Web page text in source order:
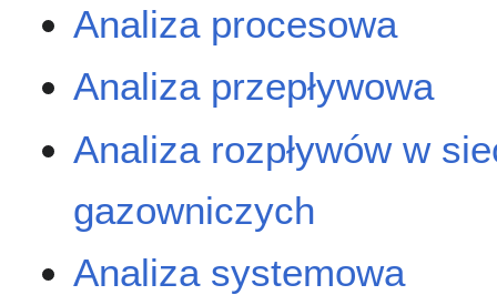
Analiza procesowa
Analiza przepływowa
Analiza rozpływów w
gazowniczych
Analiza systemowa